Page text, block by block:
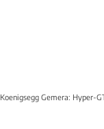
Koenigsegg Gemera: Hyper-